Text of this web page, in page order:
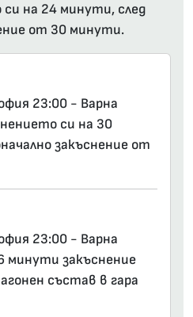
на 24 минути, след
от 30 минути.
23:00 - Варна
си на 30
закъснение от
23:00 - Варна
минути закъснение
състав в гара